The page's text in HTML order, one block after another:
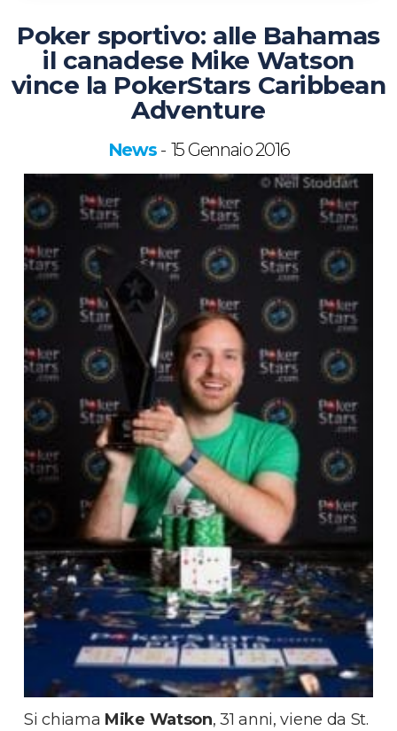
Poker sportivo: alle Bahamas
il canadese Mike Watson
vince la PokerStars Caribbean
Adventure
News - 15 Gennaio 2016
Si chiama Mike Watson, 31 anni, viene da St.